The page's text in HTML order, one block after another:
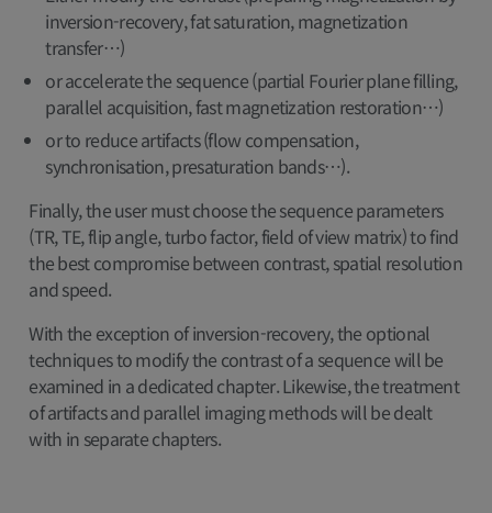
inversion-recovery, fat saturation, magnetization
transfer…)
or accelerate the sequence (partial Fourier plane filling,
parallel acquisition, fast magnetization restoration…)
or to reduce artifacts (flow compensation,
synchronisation, presaturation bands…).
Finally, the user must choose the sequence parameters
(TR, TE, flip angle, turbo factor, field of view matrix) to find
the best compromise between contrast, spatial resolution
and speed.
With the exception of inversion-recovery, the optional
techniques to modify the contrast of a sequence will be
examined in a dedicated chapter. Likewise, the treatment
of artifacts and parallel imaging methods will be dealt
with in separate chapters.